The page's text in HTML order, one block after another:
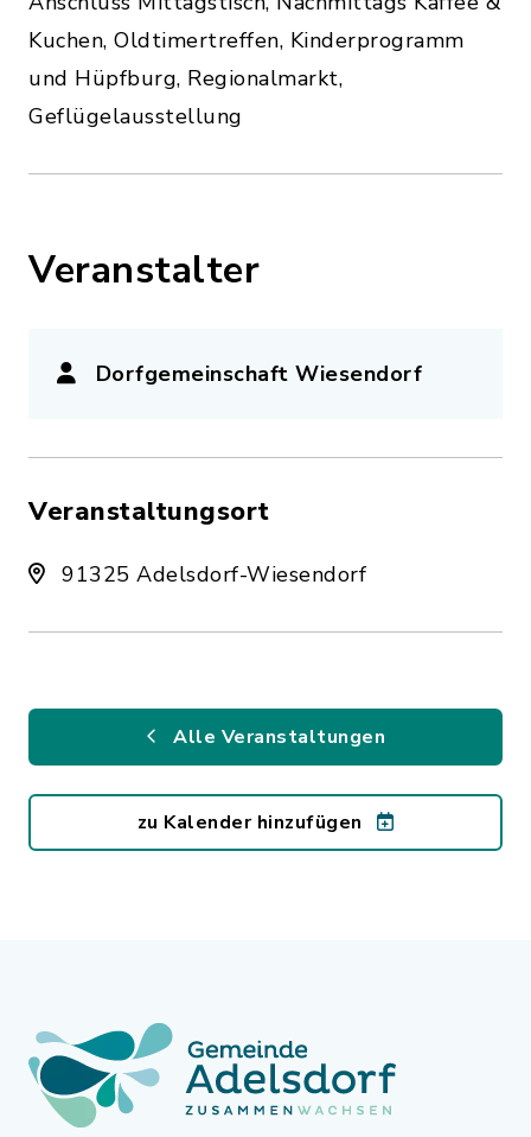
Kuchen, Oldtimertreffen, Kinderprogramm
und Hüpfburg, Regionalmarkt,
Geflügelausstellung
Veranstalter
Dorfgemeinschaft Wiesendorf
Veranstaltungsort
91325 Adelsdorf-Wiesendorf
Alle Veranstaltungen
zu Kalender hinzufügen